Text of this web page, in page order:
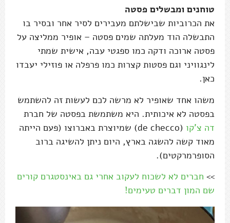
טוחנים ומבשלים פסטה
את הכרוביות שבישלתם מעבירים לסיר אחר ובסיר בו
התבשלה הוד מעלתה שמים פסטה – אופיר ממליצה על
פסטה ארוכה ודקה כמו ספגטי עבה, אישית שמתי
לינגוויני וגם פסטות קצרות כמו פרפלה או פוזילי יעבדו
כאן.
משהו אחד שאופיר לא מרשה לכם לעשות זה להשתמש
בפסטה לא איכותית. היא משתמשת בפסטה של חברת
דה צ'קו
(de checco) שמיוצרת באברוצו (פעם הייתה
מאוד קשה להשגה בארץ, היום ניתן להשיגה ברוב
הסופרמרקטים).
>> חברים לא לשכוח לעקוב אחרי גם באינסטגרם קורים
שם המון דברים טעימים!